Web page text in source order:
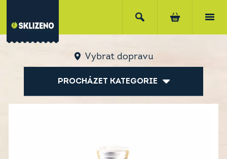
Vybrat dopravu
PROCHÁZET KATEGORIE